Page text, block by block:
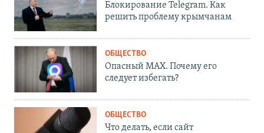
Блокирование Telegram. Как
решить проблему крымчанам
ОБЩЕСТВО
Опасный MAX. Почему его
следует избегать?
ОБЩЕСТВО
Что делать, если сайт